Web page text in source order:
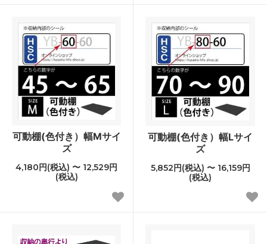
可動棚(色付き）幅Mサイ
ズ
4,180円(税込) 〜 12,529円
(税込)
可動棚(色付き）幅Lサイ
ズ
5,852円(税込) 〜 16,159円
(税込)